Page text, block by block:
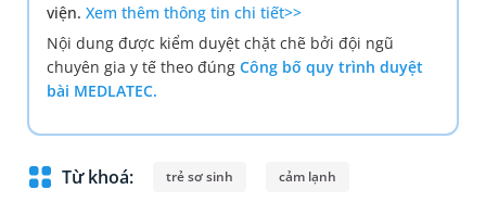
viện. Xem thêm thông tin chi tiết>>
Nội dung được kiểm duyệt chặt chẽ bởi đội ngũ
chuyên gia y tế theo đúng Công bố quy trình duyệt
bài MEDLATEC.
Từ khoá: trẻ sơ sinh cảm lạnh